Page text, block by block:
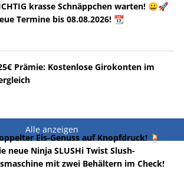
krasse Schnäppchen warten! 😀🚀
Termine bis 08.08.2026! 📆
Prämie: Kostenlose Girokonten im
Alle anzeigen
Eis-Genuss auf Knopfdruck! 🍹
neue Ninja SLUSHi Twist Slush-
mit zwei Behältern im Check!